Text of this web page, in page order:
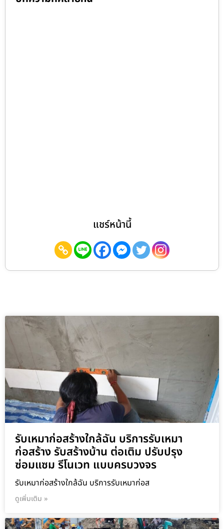
แชร์หน้านี้
รับเหมาก่อสร้างใกล้ฉัน บริการรับเหมา
ก่อสร้าง รับสร้างบ้าน ต่อเติม ปรับปรุง
ซ่อมแซม รีโนเวท แบบครบวงจร
รับเหมาก่อสร้างใกล้ฉัน บริการรับเหมาก่อส
ดูเพิ่มเติม »